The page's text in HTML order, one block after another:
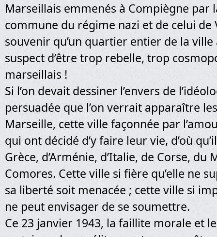
Marseillais emmenés à Compiègne par
commune du régime nazi et de celui de
souvenir qu’un quartier entier de la
suspect d’être trop rebelle, trop
marseillais !
Si l’on devait dessiner l’envers de
persuadée que l’on verrait apparaître
Marseille, cette ville façonnée par
qui ont décidé d’y faire leur vie, d’où
Grèce, d’Arménie, d’Italie, de Corse, du
Comores. Cette ville si fière qu’elle ne
sa liberté soit menacée ; cette ville si
ne peut envisager de se soumettre.
Ce 23 janvier 1943, la faillite morale et